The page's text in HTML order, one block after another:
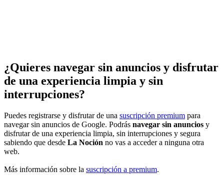
¿Quieres navegar sin anuncios y disfrutar
de una experiencia limpia y sin
interrupciones?
Puedes registrarse y disfrutar de una suscripción premium para
navegar sin anuncios de Google. Podrás navegar sin anuncios y
disfrutar de una experiencia limpia, sin interrupciones y segura
sabiendo que desde La Noción no vas a acceder a ninguna otra
web.
Más información sobre la suscripción a premium.